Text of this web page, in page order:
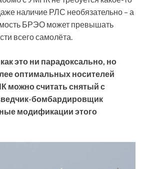
наличие РЛС необязательно – а
БРЭО может превышать
всего самолёта.
это ни парадоксально, но
оптимальных носителей
можно считать снятый с
бомбардировщик
модификации этого